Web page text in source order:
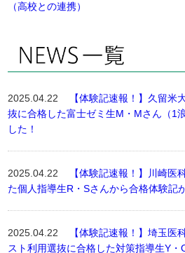
（高校との連携）
2025.04.22
【体験記速報！】久留米
抜に合格した富士ゼミ生M・Mさん（1
した！
2025.04.22
【体験記速報！】川崎医
た個人指導生R・Sさんから合格体験記
2025.04.22
【体験記速報！】埼玉医
スト利用選抜に合格した対策指導生Y